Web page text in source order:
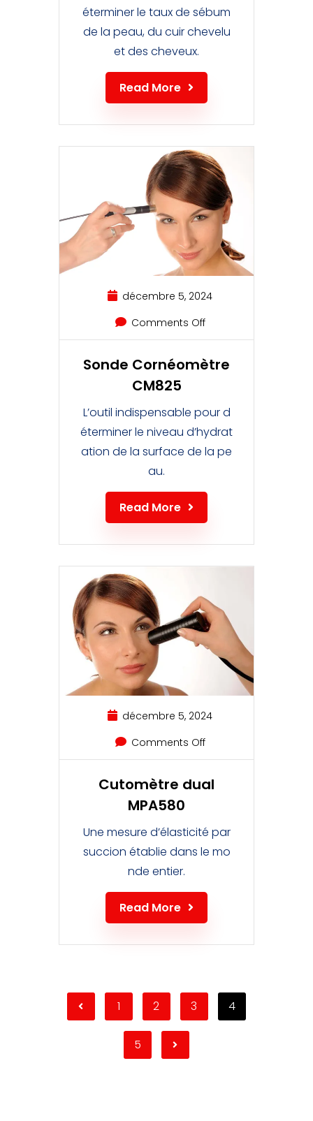
éterminer le taux de sébum
de la peau, du cuir chevelu
et des cheveux.
Read More
décembre 5, 2024
Comments Off
Sonde Cornéomètre
CM825
L’outil indispensable pour d
éterminer le niveau d’hydrat
ation de la surface de la pe
au.
Read More
décembre 5, 2024
Comments Off
Cutomètre dual
MPA580
Une mesure d’élasticité par
succion établie dans le mo
nde entier.
Read More
1 2 3 4
5